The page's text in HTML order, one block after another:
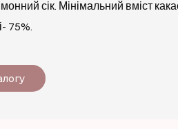
сік. Мінімальний вміст
75%.